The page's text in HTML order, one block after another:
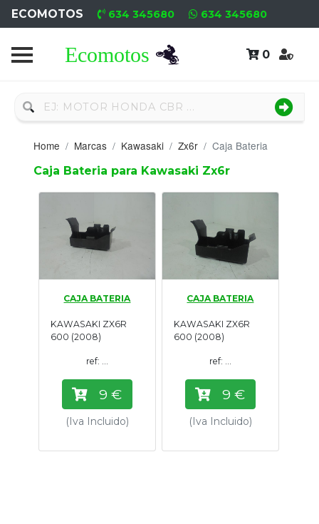
ECOMOTOS 634 345680 634 345680
0
Home
Nuevo
Neumáticos
Campa
Motores
Nuevos
Motores
Usados
Tasaciones
Formulario
Empresa
Contacto
Home Marcas Kawasaki Zx6r Caja Bateria
Caja Bateria para Kawasaki Zx6r
CAJA BATERIA
KAWASAKI ZX6R
600 (2008)
ref: ...
9 €
(Iva Incluido)
CAJA BATERIA
KAWASAKI ZX6R
600 (2008)
ref: ...
9 €
(Iva Incluido)